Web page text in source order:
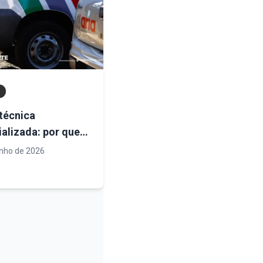
por que a
operacional
de 2026